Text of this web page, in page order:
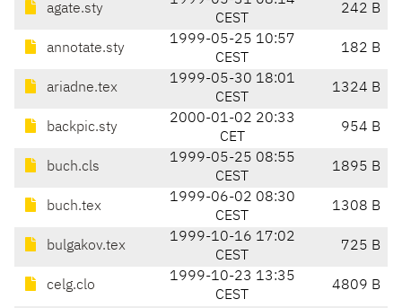
agate.sty
CEST
242 B
annotate.sty
1999-05-25 10:57
CEST
182 B
ariadne.tex
1999-05-30 18:01
CEST
1324 B
backpic.sty
2000-01-02 20:33
CET
954 B
buch.cls
1999-05-25 08:55
CEST
1895 B
buch.tex
1999-06-02 08:30
CEST
1308 B
bulgakov.tex
1999-10-16 17:02
CEST
725 B
celg.clo
1999-10-23 13:35
CEST
4809 B